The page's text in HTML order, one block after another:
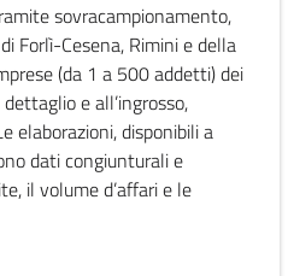
sovracampionamento,
Forlì-Cesena, Rimini e della
(da 1 a 500 addetti) dei
e all’ingrosso,
elaborazioni, disponibili a
dati congiunturali e
il volume d’affari e le